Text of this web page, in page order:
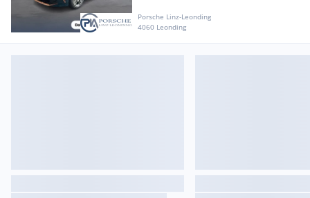
Porsche Linz-Leonding
4060 Leonding